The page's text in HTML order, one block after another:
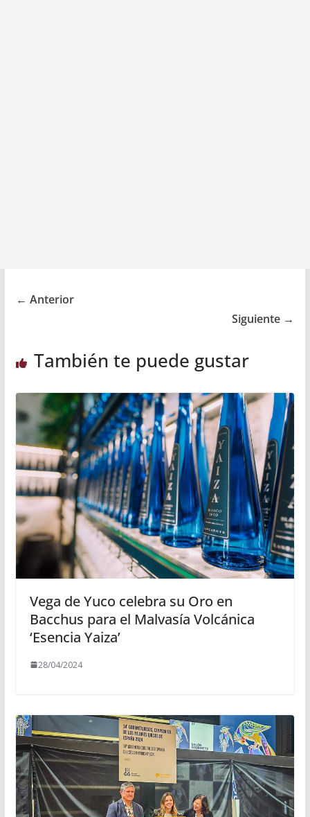
← Anterior
Siguiente →
También te puede gustar
Vega de Yuco celebra su Oro en
Bacchus para el Malvasía Volcánica
‘Esencia Yaiza’
28/04/2024